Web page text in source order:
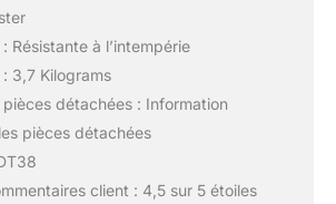
Résistante à l’intempérie
: 3,7 Kilograms
détachées : Information
pièces détachées
client : 4,5 sur 5 étoiles